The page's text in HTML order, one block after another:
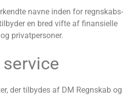
navne inden for regnskabs-
en bred vifte af finansielle
privatpersoner.
der tilbydes af DM Regnskab og